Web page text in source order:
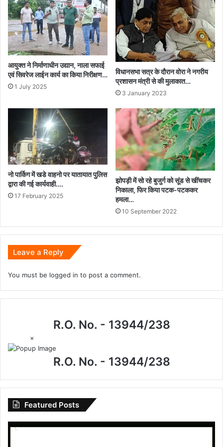
आयुक्त ने निर्माणाधीन उद्यान, नाला सफाई
एवं सिवरेज लाईन कार्य का किया निरीक्षण…
1 July 2025
विधानसभा सत्र के दौरान वोरा ने नगरीय
प्रशासन मंत्री से की मुलाकात…
3 January 2023
नो पार्किग में खडे वाहनो पर यातायात पुलिस
द्वारा की गई कार्यवाही….
17 February 2025
झोपड़ी में सो रहे बुजुर्ग को सूंड से खींचकर
निकाला, फिर किया पटक-पटककर
हमला…
10 September 2022
Leave a Reply
You must be logged in to post a comment.
R.O. No. - 13944/238
×
R.O. No. - 13944/238
Featured Posts
गाँव